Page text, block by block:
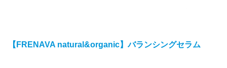
【FRENAVA natural&organic】バランシングセラム